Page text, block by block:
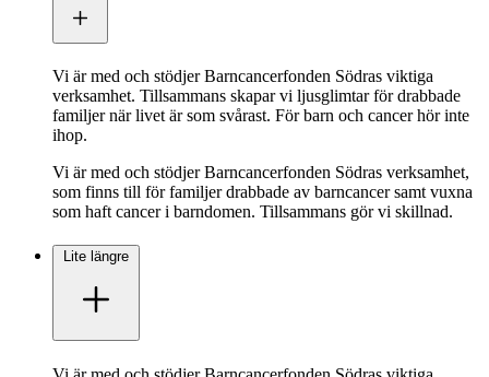
Vi är med och stödjer Barncancerfonden Södras viktiga
verksamhet. Tillsammans skapar vi ljusglimtar för drabbade
familjer när livet är som svårast. För barn och cancer hör inte
ihop.
Vi är med och stödjer Barncancerfonden Södras verksamhet,
som finns till för familjer drabbade av barncancer samt vuxna
som haft cancer i barndomen. Tillsammans gör vi skillnad.
Lite längre